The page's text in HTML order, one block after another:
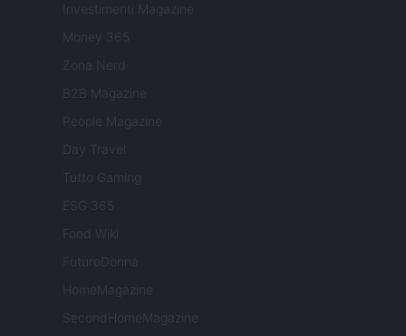
Investimenti Magazine
Money 365
Zona Nerd
B2B Magazine
People Magazine
Day Travel
Tutto Gaming
ESG 365
Food Wiki
FuturoDonna
HomeMagazine
SecondHomeMagazine